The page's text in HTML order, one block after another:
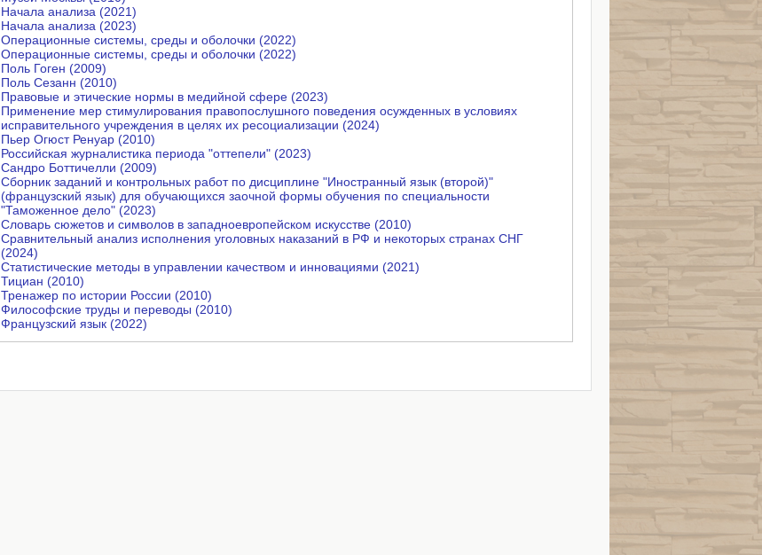
Начала анализа (2021)
Начала анализа (2023)
Операционные системы, среды и оболочки (2022)
Операционные системы, среды и оболочки (2022)
Поль Гоген (2009)
Поль Сезанн (2010)
Правовые и этические нормы в медийной сфере (2023)
Применение мер стимулирования правопослушного поведения осужденных в условиях
исправительного учреждения в целях их ресоциализации (2024)
Пьер Огюст Ренуар (2010)
Российская журналистика периода "оттепели" (2023)
Сандро Боттичелли (2009)
Сборник заданий и контрольных работ по дисциплине "Иностранный язык (второй)"
(французский язык) для обучающихся заочной формы обучения по специальности
"Таможенное дело" (2023)
Словарь сюжетов и символов в западноевропейском искусстве (2010)
Сравнительный анализ исполнения уголовных наказаний в РФ и некоторых странах СНГ
(2024)
Статистические методы в управлении качеством и инновациями (2021)
Тициан (2010)
Тренажер по истории России (2010)
Философские труды и переводы (2010)
Французский язык (2022)